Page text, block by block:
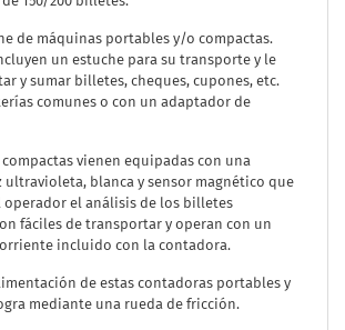
de máquinas portables y/o compactas.
un estuche para su transporte y le
y sumar billetes, cheques, cupones, etc.
comunes o con un adaptador de
vienen equipadas con una
ultravioleta, blanca y sensor magnético que
el análisis de los billetes
fáciles de transportar y operan con un
incluido con la contadora.
de estas contadoras portables y
mediante una rueda de fricción.